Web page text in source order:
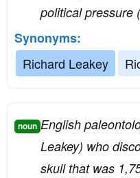
political pressure
Synonyms:
Richard Leakey
noun English
Leakey) who
skull that was